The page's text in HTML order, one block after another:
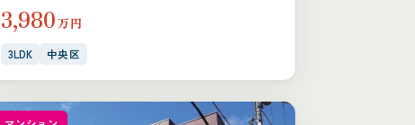
3,980万円
3LDK 中央区